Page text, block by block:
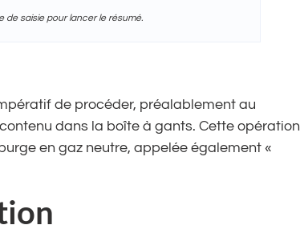
de saisie pour lancer le résumé.
de procéder, préalablement au
dans la boîte à gants. Cette opération
en gaz neutre, appelée également «